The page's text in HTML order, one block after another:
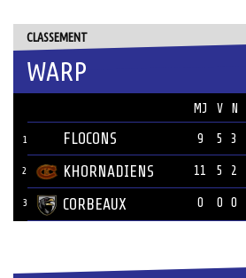
CLASSEMENT
WARP
MJ V N
1 FLOCONS 9 5 3
2 KHORNADIENS 11 5 2
3 CORBEAUX 0 0 0